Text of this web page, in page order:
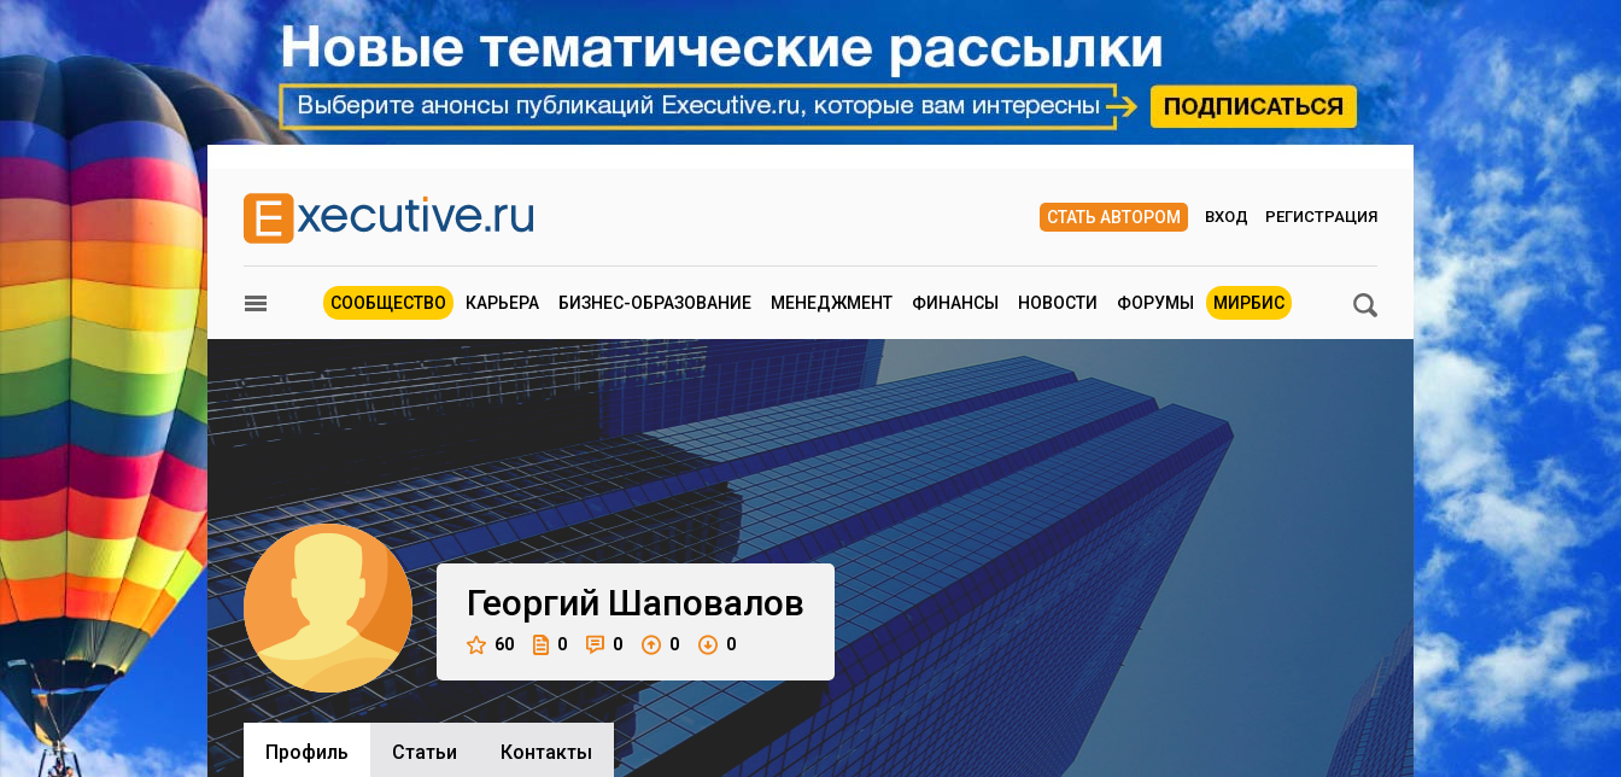
СТАТЬ АВТОРОМ ВХОД РЕГИСТРАЦИЯ
СООБЩЕСТВО КАРЬЕРА БИЗНЕС-ОБРАЗОВАНИЕ МЕНЕДЖМЕНТ ФИНАНСЫ НОВОСТИ ФОРУМЫ МИРБИС
Георгий Шаповалов
60 0 0 0 0
Профиль Cтатьи Контакты